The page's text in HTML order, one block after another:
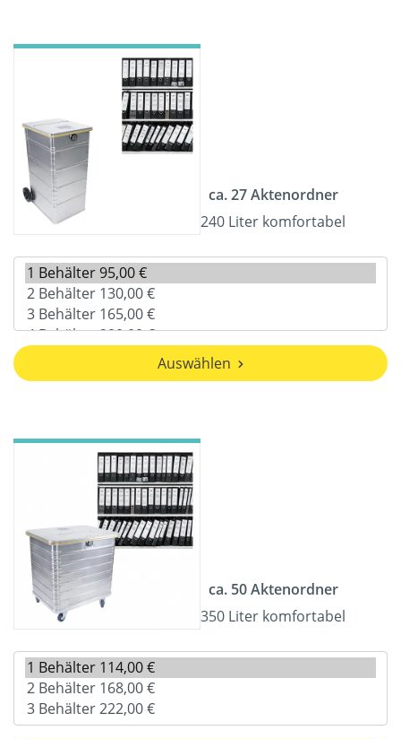
ca. 27 Aktenordner
240 Liter komfortabel
Auswählen
ca. 50 Aktenordner
350 Liter komfortabel